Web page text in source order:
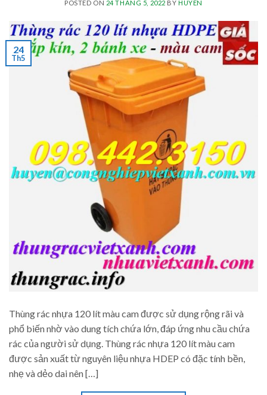
POSTED ON 24 THÁNG 5, 2022 BY HUYEN
24
Th5
Thùng rác nhựa 120 lít màu cam được sử dụng rộng rãi và
phổ biến nhờ vào dung tích chứa lớn, đáp ứng nhu cầu chứa
rác của người sử dụng. Thùng rác nhựa 120 lít màu cam
được sản xuất từ nguyên liệu nhựa HDEP có đặc tính bền,
nhẹ và dẻo dai nên […]